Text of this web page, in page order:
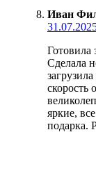
Иван
Готовила
Сделала
скорость
яркие,
подарка.